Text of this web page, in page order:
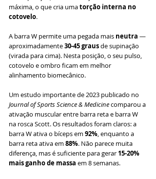
máxima, o que cria uma torção interna no
cotovelo.
A barra W permite uma pegada mais neutra —
aproximadamente 30-45 graus de supinação
(virada para cima). Nesta posição, o seu pulso,
cotovelo e ombro ficam em melhor
alinhamento biomecânico.
Um estudo importante de 2023 publicado no
Journal of Sports Science & Medicine comparou a
ativação muscular entre barra reta e barra W
na rosca Scott. Os resultados foram claros: a
barra W ativa o bíceps em 92%, enquanto a
barra reta ativa em 88%. Não parece muita
diferença, mas é suficiente para gerar 15-20%
mais ganho de massa em 8 semanas.